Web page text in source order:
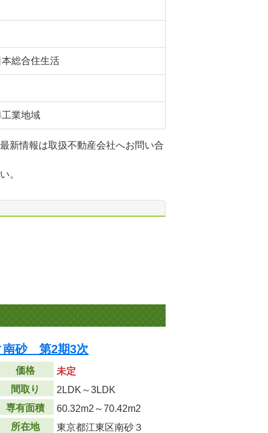
本総合住生活
工業地域
新情報は取扱不動産会社へお問い合
。
南砂 第2期3次
価格
未定
間取り
2LDK～3LDK
専有面積
60.32m2 ～70.42m2
所在地
東京都江東区南砂３